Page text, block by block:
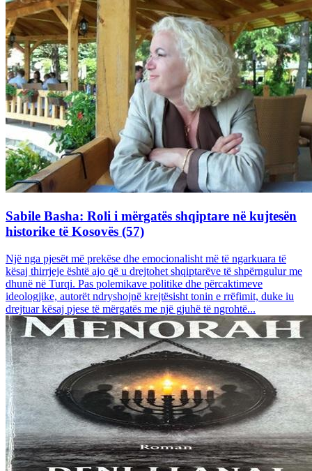
Sabile Basha: Roli i mërgatës shqiptare në kujtesën
historike të Kosovës (57)
Një nga pjesët më prekëse dhe emocionalisht më të ngarkuara të
kësaj thirrjeje është ajo që u drejtohet shqiptarëve të shpërngulur me
dhunë në Turqi. Pas polemikave politike dhe përcaktimeve
ideologjike, autorët ndryshojnë krejtësisht tonin e rrëfimit, duke iu
drejtuar kësaj pjese të mërgatës me një gjuhë të ngrohtë...